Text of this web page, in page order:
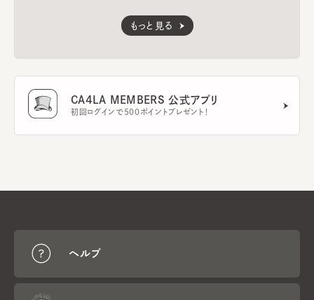
もっと見る
CA4LA MEMBERS 公式アプリ
初回ログインで500ポイントプレゼント！
ヘルプ